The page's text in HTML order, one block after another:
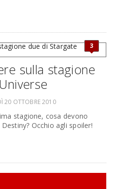
3
sulla stagione
20 OTTOBRE 2010
stagione, cosa devono
Occhio agli spoiler!